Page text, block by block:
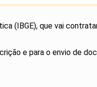
(IBGE), que vai
e para o envio de